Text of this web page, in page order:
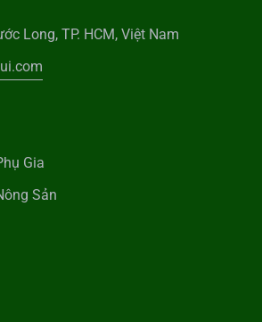
Long, TP. HCM, Việt Nam
Gia
Sản